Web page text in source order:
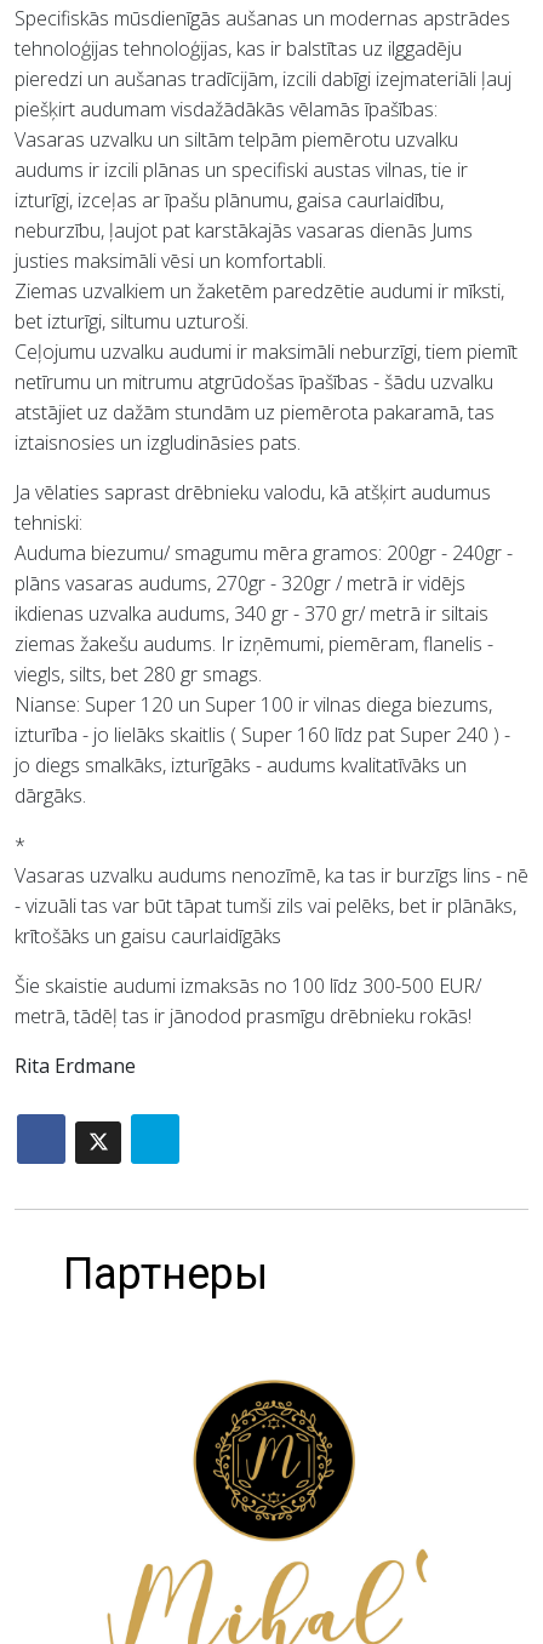
Specifiskās mūsdienīgās aušanas un modernas apstrādes
tehnoloģijas tehnoloģijas, kas ir balstītas uz ilggadēju
pieredzi un aušanas tradīcijām, izcili dabīgi izejmateriāli ļauj
piešķirt audumam visdažādākās vēlamās īpašības:
Vasaras uzvalku un siltām telpām piemērotu uzvalku
audums ir izcili plānas un specifiski austas vilnas, tie ir
izturīgi, izceļas ar īpašu plānumu, gaisa caurlaidību,
neburzību, ļaujot pat karstākajās vasaras dienās Jums
justies maksimāli vēsi un komfortabli.
Ziemas uzvalkiem un žaketēm paredzētie audumi ir mīksti,
bet izturīgi, siltumu uzturoši.
Ceļojumu uzvalku audumi ir maksimāli neburzīgi, tiem piemīt
netīrumu un mitrumu atgrūdošas īpašības - šādu uzvalku
atstājiet uz dažām stundām uz piemērota pakaramā, tas
iztaisnosies un izgludināsies pats.
Ja vēlaties saprast drēbnieku valodu, kā atšķirt audumus
tehniski:
Auduma biezumu/ smagumu mēra gramos: 200gr - 240gr -
plāns vasaras audums, 270gr - 320gr / metrā ir vidējs
ikdienas uzvalka audums, 340 gr - 370 gr/ metrā ir siltais
ziemas žakešu audums. Ir izņēmumi, piemēram, flanelis -
viegls, silts, bet 280 gr smags.
Nianse: Super 120 un Super 100 ir vilnas diega biezums,
izturība - jo lielāks skaitlis ( Super 160 līdz pat Super 240 ) -
jo diegs smalkāks, izturīgāks - audums kvalitatīvāks un
dārgāks.
*
Vasaras uzvalku audums nenozīmē, ka tas ir burzīgs lins - nē
- vizuāli tas var būt tāpat tumši zils vai pelēks, bet ir plānāks,
krītošāks un gaisu caurlaidīgāks
Šie skaistie audumi izmaksās no 100 līdz 300-500 EUR/
metrā, tādēļ tas ir jānodod prasmīgu drēbnieku rokās!
Rita Erdmane
Партнеры